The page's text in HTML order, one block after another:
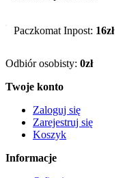
Paczkomat Inpost: 16zł
Odbiór osobisty: 0zł
Twoje konto
Zaloguj się
Zarejestruj się
Koszyk
Informacje